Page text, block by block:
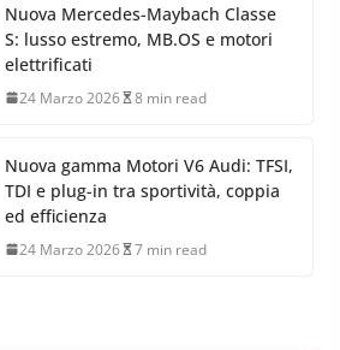
Nuova Mercedes-Maybach Classe
S: lusso estremo, MB.OS e motori
elettrificati
24 Marzo 2026 8 min read
Nuova gamma Motori V6 Audi: TFSI,
TDI e plug-in tra sportività, coppia
ed efficienza
24 Marzo 2026 7 min read